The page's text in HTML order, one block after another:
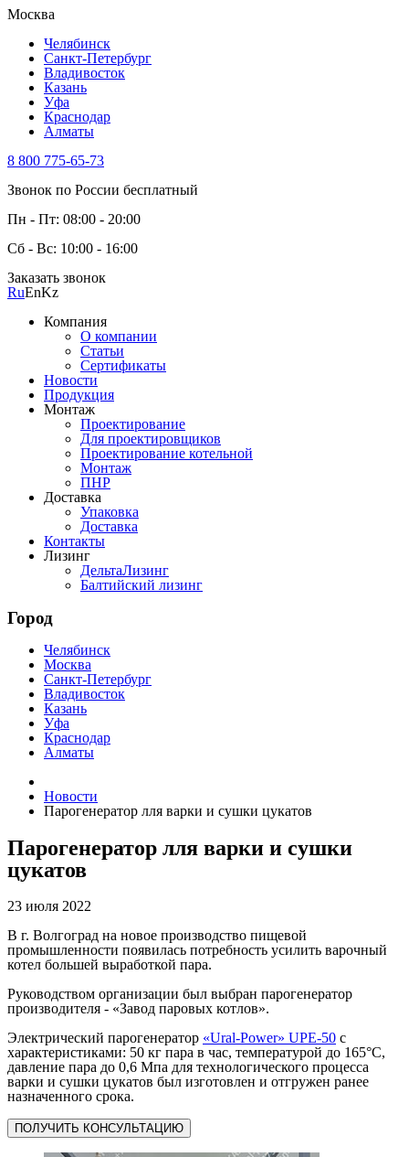
Москва
Челябинск
Санкт-Петербург
Владивосток
Казань
Уфа
Краснодар
Алматы
8 800 775-65-73
Звонок по России бесплатный
Пн - Пт: 08:00 - 20:00
Сб - Вс: 10:00 - 16:00
Заказать звонок
RuEnKz
Компания
О компании
Статьи
Сертификаты
Новости
Продукция
Монтаж
Проектирование
Для проектировщиков
Проектирование котельной
Монтаж
ПНР
Доставка
Упаковка
Доставка
Контакты
Лизинг
ДельтаЛизинг
Балтийский лизинг
Город
Челябинск
Москва
Санкт-Петербург
Владивосток
Казань
Уфа
Краснодар
Алматы
Новости
Парогенератор лля варки и сушки цукатов
Парогенератор лля варки и сушки
цукатов
23 июля 2022
В г. Волгоград на новое производство пищевой
промышленности появилась потребность усилить варочный
котел большей выработкой пара.
Руководством организации был выбран парогенератор
производителя - «Завод паровых котлов».
Электрический парогенератор «Ural-Power» UPE-50 с
характеристиками: 50 кг пара в час, температурой до 165°С,
давление пара до 0,6 Мпа для технологического процесса
варки и сушки цукатов был изготовлен и отгружен ранее
назначенного срока.
ПОЛУЧИТЬ КОНСУЛЬТАЦИЮ